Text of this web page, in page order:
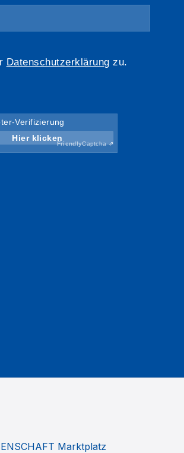
Marktplatz